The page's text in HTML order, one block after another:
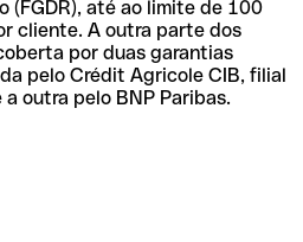
(FGDR), até ao limite de 100
cliente. A outra parte dos
por duas garantias
pelo Crédit Agricole CIB, filial
outra pelo BNP Paribas.